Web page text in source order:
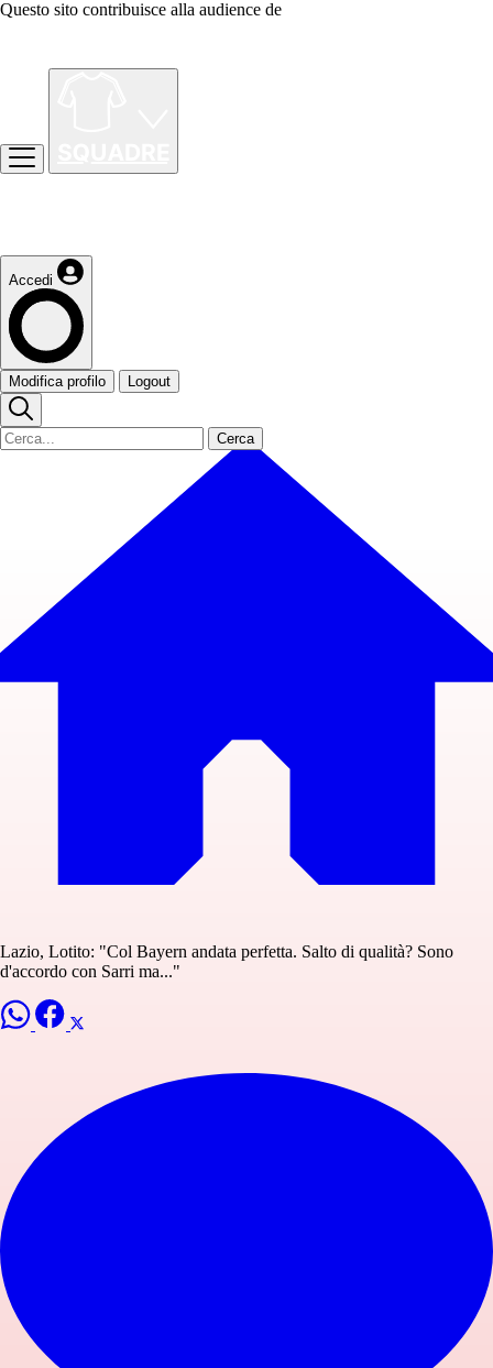
Questo sito contribuisce alla audience de
Accedi
Modifica profilo Logout
Cerca
Lazio, Lotito: "Col Bayern andata perfetta. Salto di qualità? Sono
d'accordo con Sarri ma..."